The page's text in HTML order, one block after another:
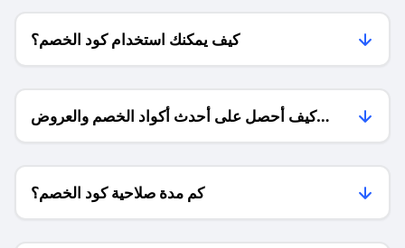
كيف يمكنك استخدام كود الخصم؟
كيف أحصل على أحدث أكواد الخصم والعروض
للمتاجر؟
كم مدة صلاحية كود الخصم؟